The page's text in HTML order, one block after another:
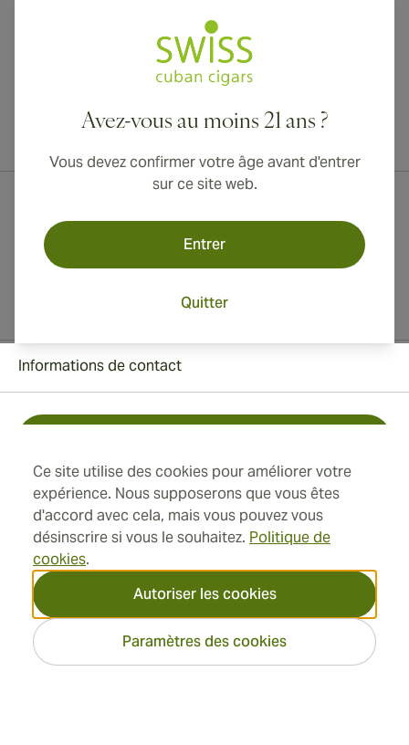
Ce site utilise des cookies pour améliorer votre
expérience. Nous supposerons que vous êtes
d'accord avec cela, mais vous pouvez vous
désinscrire si vous le souhaitez. Politique de
cookies.
Autoriser les cookies
Paramètres des cookies
Avez-vous au moins 21 ans ?
Vous devez confirmer votre âge avant d'entrer
sur ce site web.
Entrer
Quitter
Livraison internationale disponible vers le Canada, le Royaume-Uni
Adresse
Informations
Informations de contact
+41 22 518 44 43
info@swisscubancigars.com